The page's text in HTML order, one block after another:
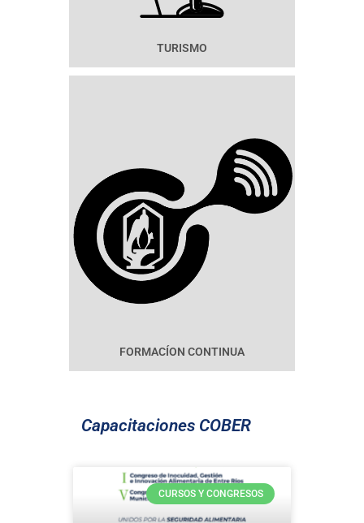
TURISMO
FORMACÍON CONTINUA
Capacitaciones COBER
CURSOS Y CONGRESOS